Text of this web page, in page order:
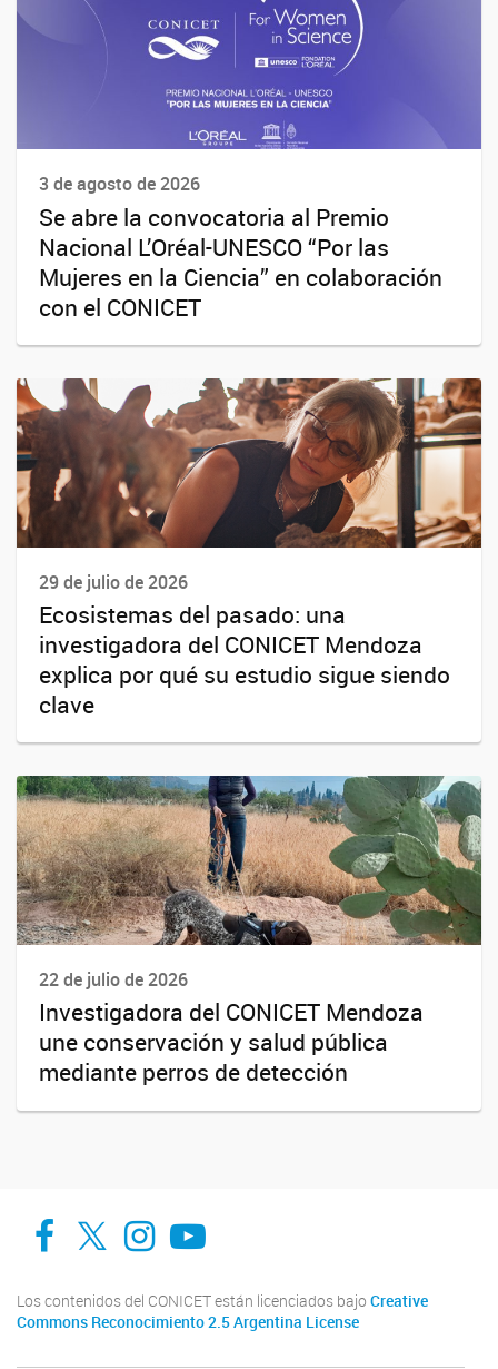
3 de agosto de 2026
Se abre la convocatoria al Premio
Nacional L’Oréal-UNESCO “Por las
Mujeres en la Ciencia” en colaboración
con el CONICET
29 de julio de 2026
Ecosistemas del pasado: una
investigadora del CONICET Mendoza
explica por qué su estudio sigue siendo
clave
22 de julio de 2026
Investigadora del CONICET Mendoza
une conservación y salud pública
mediante perros de detección
Facebook
Twitter
Instagram
Youtube
Los contenidos del CONICET están licenciados bajo Creative
Commons Reconocimiento 2.5 Argentina License